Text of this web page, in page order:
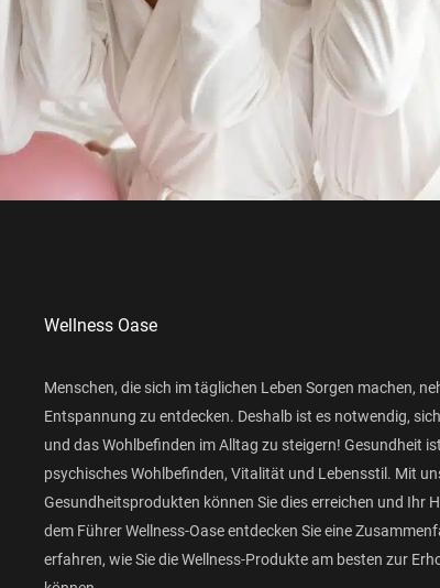
Wellness Oase
Menschen, die sich im täglichen Leben Sorgen machen,
Entspannung zu entdecken. Deshalb ist es notwendig,
und das Wohlbefinden im Alltag zu steigern! Gesundheit
psychisches Wohlbefinden, Vitalität und Lebensstil. Mit
Gesundheitsprodukten können Sie dies erreichen und Ihr
dem Führer Wellness-Oase entdecken Sie eine
erfahren, wie Sie die Wellness-Produkte am besten zur